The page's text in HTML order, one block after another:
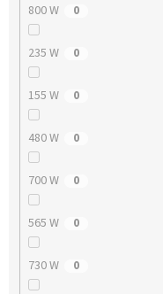
800 W 0
235 W 0
155 W 0
480 W 0
700 W 0
565 W 0
730 W 0